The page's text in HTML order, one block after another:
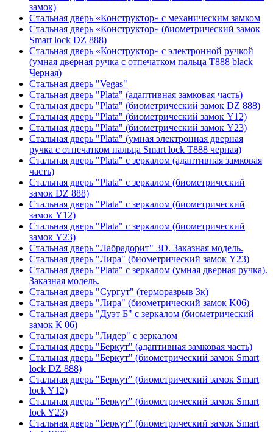
замок)
Стальная дверь «Конструктор» с механическим замком
Стальная дверь «Конструктор» (биометрический замок
Smart lock DZ 888)
Стальная дверь «Конструктор» с электронной ручкой
(умная дверная ручка с отпечатком пальца T888 black
Черная)
Стальная дверь "Vegas"
Стальная дверь "Plata" (адаптивная замковая часть)
Стальная дверь "Plata" (биометрический замок DZ 888)
Стальная дверь "Plata" (биометрический замок Y12)
Стальная дверь "Plata" (биометрический замок Y23)
Стальная дверь "Plata" (умная электронная дверная
ручка с отпечатком пальца Smart lock T888 черная)
Стальная дверь "Plata" с зеркалом (адаптивная замковая
часть)
Стальная дверь "Plata" с зеркалом (биометрический
замок DZ 888)
Стальная дверь "Plata" с зеркалом (биометрический
замок Y12)
Стальная дверь "Plata" с зеркалом (биометрический
замок Y23)
Стальная дверь "Лабрадорит" 3D. Заказная модель.
Стальная дверь "Лира" (биометрический замок Y23)
Стальная дверь "Plata" с зеркалом (умная дверная ручка).
Заказная модель.
Стальная дверь "Сургут" (терморазрыв 3к)
Стальная дверь "Лира" (биометрический замок K06)
Стальная дверь "Дуэт Б" с зеркалом (биометрический
замок К 06)
Стальная дверь "Лидер" с зеркалом
Стальная дверь "Беркут" (адаптивная замковая часть)
Стальная дверь "Беркут" (биометрический замок Smart
lock DZ 888)
Стальная дверь "Беркут" (биометрический замок Smart
lock Y12)
Стальная дверь "Беркут" (биометрический замок Smart
lock Y23)
Стальная дверь "Беркут" (биометрический замок Smart